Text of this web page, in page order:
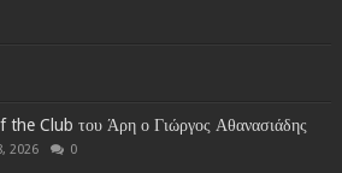
the Club του Άρη ο Γιώργος Αθανασιάδης
2026 0